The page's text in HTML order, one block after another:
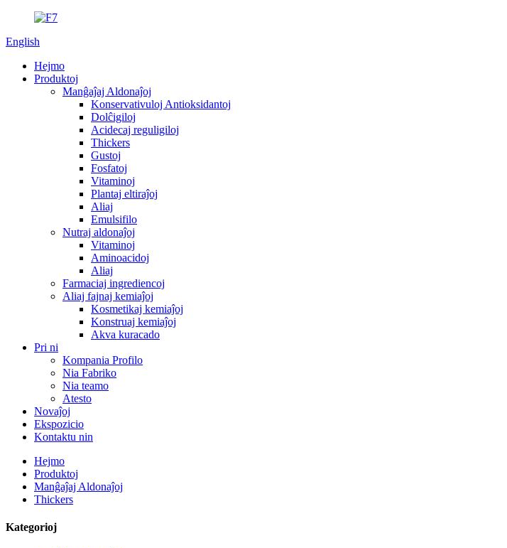
English
Hejmo
Produktoj
Manĝaĵaj Aldonaĵoj
Konservativuloj Antioksidantoj
Dolĉigiloj
Acidecaj reguligiloj
Thickers
Gustoj
Fosfatoj
Vitaminoj
Plantaj eltiraĵoj
Aliaj
Emulsifilo
Nutraj aldonaĵoj
Vitaminoj
Aminoacidoj
Aliaj
Farmaciaj ingrediencoj
Aliaj fajnaj kemiaĵoj
Kosmetikaj kemiaĵoj
Konstruaj kemiaĵoj
Akva kuracado
Pri ni
Kompania Profilo
Nia Fabriko
Nia teamo
Atesto
Novaĵoj
Ekspozicio
Kontaktu nin
Hejmo
Produktoj
Manĝaĵaj Aldonaĵoj
Thickers
Kategorioj